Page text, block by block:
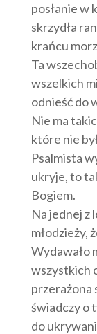
posłanie w
skrzydła
krańcu
Ta
wszelkich
odnieść do
Nie ma
które nie
Psalmista
ukryje, to
Bogiem.
Na jednej z
młodzieży,
Wydawało
wszystkich
przerażona
świadczy o
do